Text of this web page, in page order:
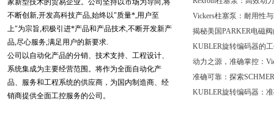
家新型技术的贸易企业。公司坚持以市场为导向,将
不断创新,开发高科技产品,始终以"质量*,用户至
上"为宗旨,积极引进*产品和产品技术,不断开发新产
品,尽心服务,满足用户的新要求.
公司以自动化产品的分销、技术支持、工程设计、
系统集成为主要经营范围。将作为全面自动化产
品、服务和工程系统的供应商，为国内制造商、经
销商提供全面工控服务的公司。
Vickers柱塞泵：耐用
KUBLER旋转编码器的